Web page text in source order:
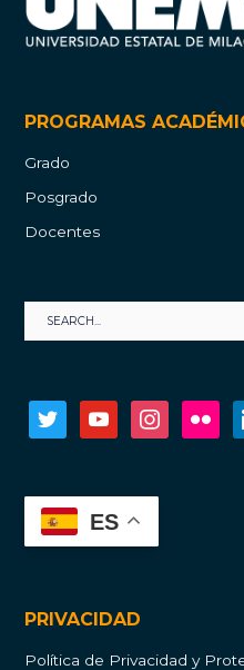
PROGRAMAS
Grado
Posgrado
Docentes
twitter youtube instagram
ES
PRIVACIDAD
Política de Privacidad y